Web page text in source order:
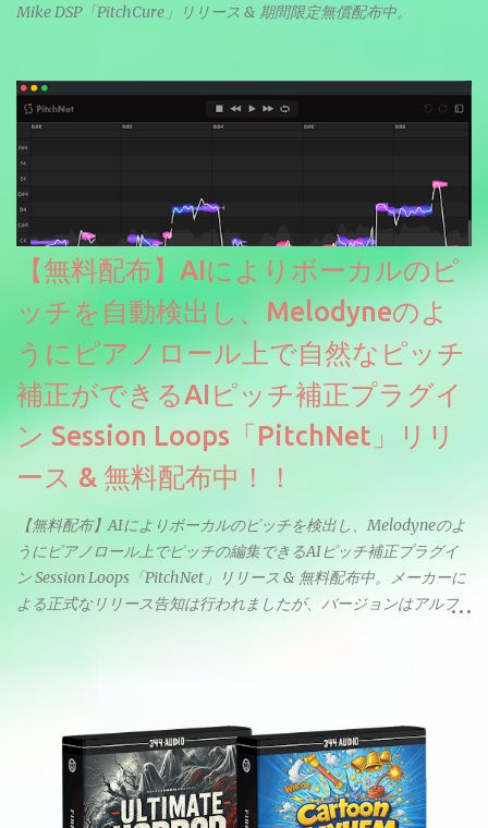
Mike DSP「PitchCure」リリース & 期間限定無償配布中。
【無料配布】AIによりボーカルのピ
ッチを自動検出し、Melodyneのよ
うにピアノロール上で自然なピッチ
補正ができるAIピッチ補正プラグイ
ン Session Loops「PitchNet」リリ
ース & 無料配布中！！
【無料配布】AIによりボーカルのピッチを検出し、Melodyneのよ
うにピアノロール上でピッチの編集できるAIピッチ補正プラグイ
ン Session Loops「PitchNet」リリース & 無料配布中。メーカーに
よる正式なリリース告知は行われましたが、バージョンはアルフ
のあるDrumNetのメーカーです。調べたところによるとオープン
ソースを元に設計・改良した製品のようです。